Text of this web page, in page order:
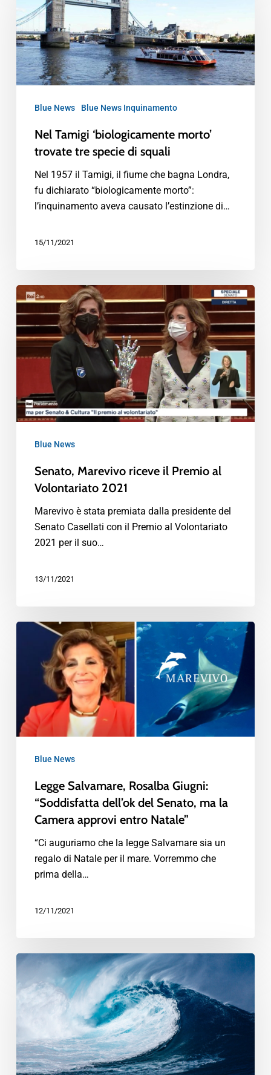
Blue News Blue News Inquinamento
Nel Tamigi ‘biologicamente morto’
trovate tre specie di squali
Nel 1957 il Tamigi, il fiume che bagna Londra,
fu dichiarato “biologicamente morto”:
l’inquinamento aveva causato l’estinzione di…
15/11/2021
Blue News
Senato, Marevivo riceve il Premio al
Volontariato 2021
Marevivo è stata premiata dalla presidente del
Senato Casellati con il Premio al Volontariato
2021 per il suo…
13/11/2021
Blue News
Legge Salvamare, Rosalba Giugni:
“Soddisfatta dell’ok del Senato, ma la
Camera approvi entro Natale”
“Ci auguriamo che la legge Salvamare sia un
regalo di Natale per il mare. Vorremmo che
prima della…
12/11/2021